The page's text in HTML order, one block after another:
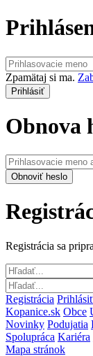
Zpamätaj si ma.
Obnova
Registrácia sa
Registrácia
Kopanice.sk Obce
Novinky Podujatia
Spolupráca Kariéra
Mapa stránok